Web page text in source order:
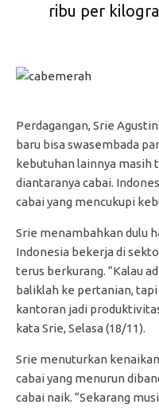
ribu per
Perdagangan, Srie
baru bisa swasembada
kebutuhan lainnya
diantaranya cabai.
cabai yang mencukupi
Srie menambahkan dulu
Indonesia bekerja di
terus berkurang. “Kalau
baliklah ke pertanian,
kantoran jadi
kata Srie, Selasa (18/11).
Srie menuturkan
cabai yang menurun
cabai naik. “Sekarang